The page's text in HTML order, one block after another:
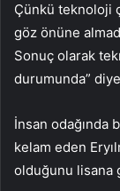
Çünkü teknoloji
göz önüne
Sonuç olarak
durumunda”
İnsan odağında
kelam eden
olduğunu lisana